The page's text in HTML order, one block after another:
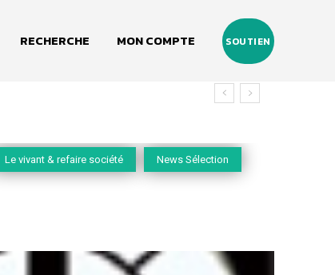
RECHERCHE MON COMPTE SOUTIEN
Le vivant & refaire société News Sélection